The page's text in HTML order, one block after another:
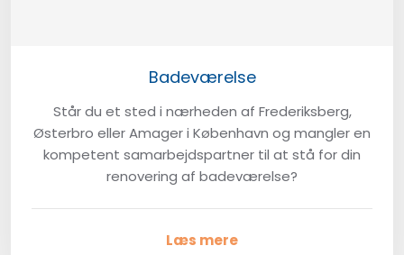
Badeværelse
​Står du et sted i nærheden af Frederiksberg,
Østerbro eller Amager i København og mangler en
kompetent samarbejdspartner til at stå for din
renovering af badeværelse?
Læs mere